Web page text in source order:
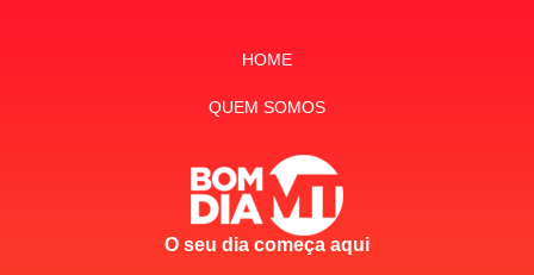
HOME
QUEM SOMOS
O seu dia começa aqui